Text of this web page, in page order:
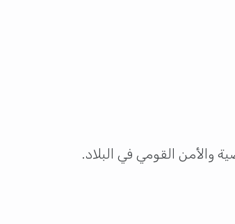
والأمن القومي في البلاد.